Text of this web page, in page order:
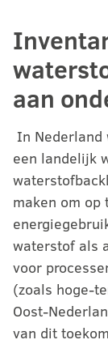
aan
In Nederland
een landelijk
maken om
waterstof als
voor
(zoals hoge-
Oost-
van dit